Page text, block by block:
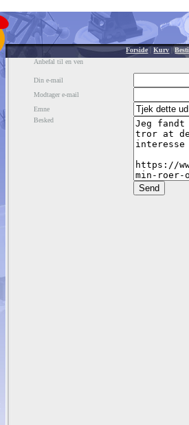
Forside|Kurv |
Anbefal til en ven
Din e-mail
Modtager e-mail
Emne
Besked